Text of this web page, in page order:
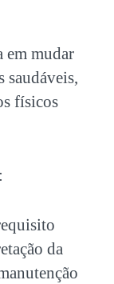
em mudar
saudáveis,
físicos
da